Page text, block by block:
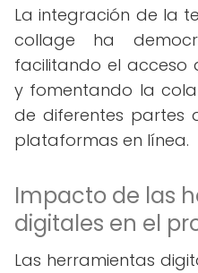
La integración de la
collage ha
facilitando el acceso
y fomentando la
de diferentes partes
plataformas en línea.
Impacto de las
digitales en el
Las herramientas